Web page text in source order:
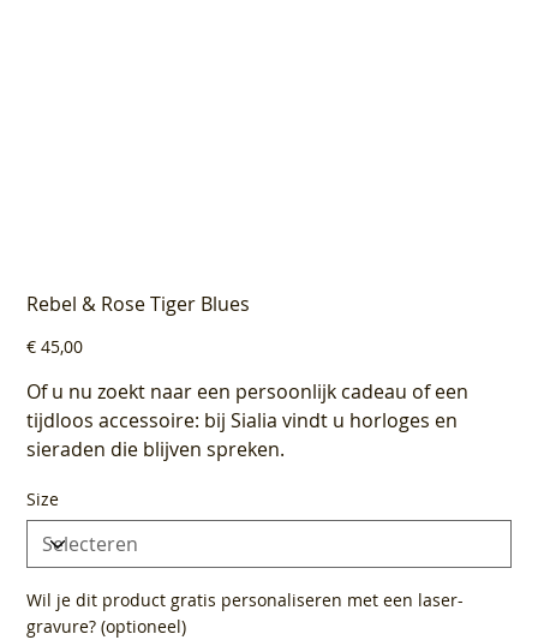
Rebel & Rose Tiger Blues
Prijs
€ 45,00
Of u nu zoekt naar een persoonlijk cadeau of een
tijdloos accessoire: bij Sialia vindt u horloges en
sieraden die blijven spreken.
Size
Wil je dit product gratis personaliseren met een laser-
gravure? (optioneel)